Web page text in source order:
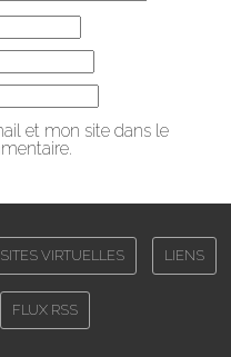
et mon site dans le
VIRTUELLES LIENS
FLUX RSS